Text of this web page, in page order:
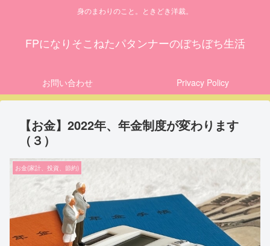
身のまわりのこと。ときどき洋裁。
FPになりそこねたパタンナーのぼちぼち生活
お問い合わせ Privacy Policy
【お金】2022年、年金制度が変わります
（３）
お金(家計、投資、節約)